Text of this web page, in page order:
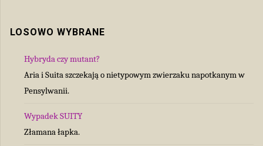
LOSOWO WYBRANE
Hybryda czy mutant?
Aria i Suita szczekają o nietypowym zwierzaku napotkanym w
Pensylwanii.
Wypadek SUITY
Złamana łapka.